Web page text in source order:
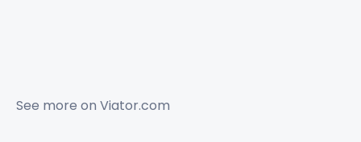
See more on Viator.com